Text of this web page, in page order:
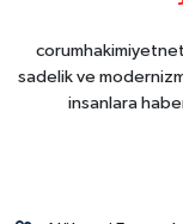
sadelik ve
insanlara